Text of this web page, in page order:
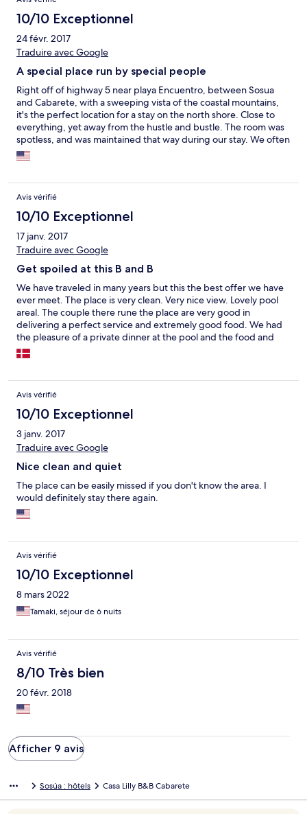
10/10 Exceptionnel
24 févr. 2017
Traduire avec Google
A special place run by special people
Right off of highway 5 near playa Encuentro, between Sosua
and Cabarete, with a sweeping vista of the coastal mountains,
it's the perfect location for a stay on the north shore. Close to
everything, yet away from the hustle and bustle. The room was
spotless, and was maintained that way during our stay. We often
came back from a day out to find baked goods placed on the
nightstand! One day George and Maria took us to a place where
returning for another stay.
Avis vérifié
10/10 Exceptionnel
17 janv. 2017
Traduire avec Google
Get spoiled at this B and B
We have traveled in many years but this the best offer we have
ever meet. The place is very clean. Very nice view. Lovely pool
areal. The couple there rune the place are very good in
delivering a perfect service and extremely good food. We had
the pleasure of a private dinner at the pool and the food and
creativity where excellent.....it turned out that the host use to
be a French cook. We needed a car and travel advice and they
saying. ...we can only recommend this as fantastic. Best regards
Ulrich and Bjorg Nielsen
Avis vérifié
10/10 Exceptionnel
3 janv. 2017
Traduire avec Google
Nice clean and quiet
The place can be easily missed if you don't know the area. I
would definitely stay there again.
Avis vérifié
10/10 Exceptionnel
8 mars 2022
Tamaki, séjour de 6 nuits
Avis vérifié
8/10 Très bien
20 févr. 2018
Afficher 9 avis
Sosúa : hôtels Casa Lilly B&B Cabarete